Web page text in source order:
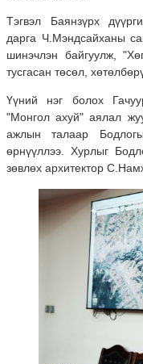
Тэгвэл Баянзүрх
дарга Ч.Мэндсайханы
шинэчлэн байгуулж,
тусгасан төсөл,
Үүний нэг болох
"Монгол ахуй" аялал
ажлын талаар
өрнүүллээ. Хурлыг
зөвлөх архитектор